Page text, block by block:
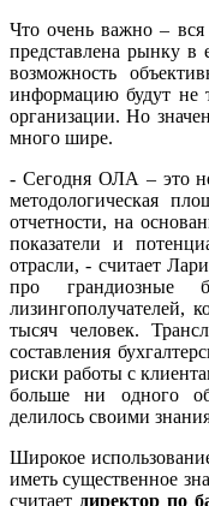
Что очень важно – вся
представлена рынку в
возможность
информацию будут не
организации. Но
много шире.
- Сегодня ОЛА – это
методологическая
отчетности, на
показатели и
отрасли, - считает
про грандиозные
лизингополучателей,
тысяч человек.
составления
риски работы с
больше ни одного
делилось своими
Широкое
иметь существенное
считает директор по